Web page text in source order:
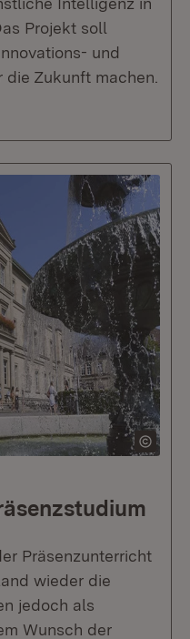
Projekt soll
und
Zukunft machen.
Präsenzunterricht
wieder die
jedoch als
Wunsch der